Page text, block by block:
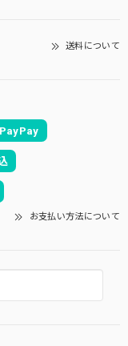
送料について
PayPay
お支払い方法について